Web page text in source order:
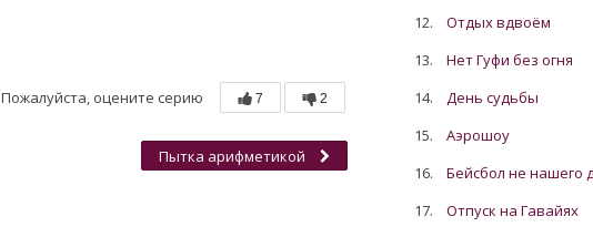
Пожалуйста, оцените серию 7 2
Пытка арифметикой
12.
Отдых вдвоём
13.
Нет Гуфи без огня
14.
День судьбы
15.
Аэрошоу
16.
Бейсбол не нашего
17.
Отпуск на Гавайях